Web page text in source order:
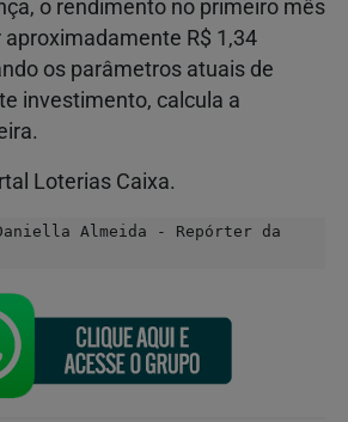
o rendimento no primeiro mês
R$ 1,34
os parâmetros atuais de
investimento, calcula a
Loterias Caixa.
Almeida - Repórter da